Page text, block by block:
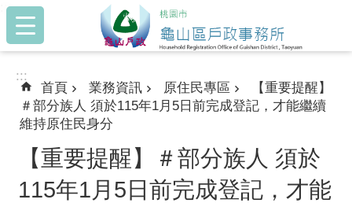
跳到主要內容區塊
:::
:::
首頁 業務資訊 原住民專區
【重要提醒】
＃部分族人 須於115年1月5日前完成登記，才能繼續
維持原住民身分
【重要提醒】＃部分族人 須於
115年1月5日前完成登記，才能